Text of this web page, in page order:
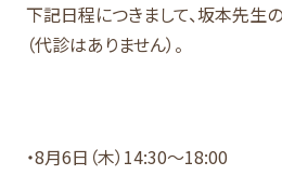
下記日程につきまして、坂本先生
（代診はありません）。
・8月6日（木）14:30～18:00